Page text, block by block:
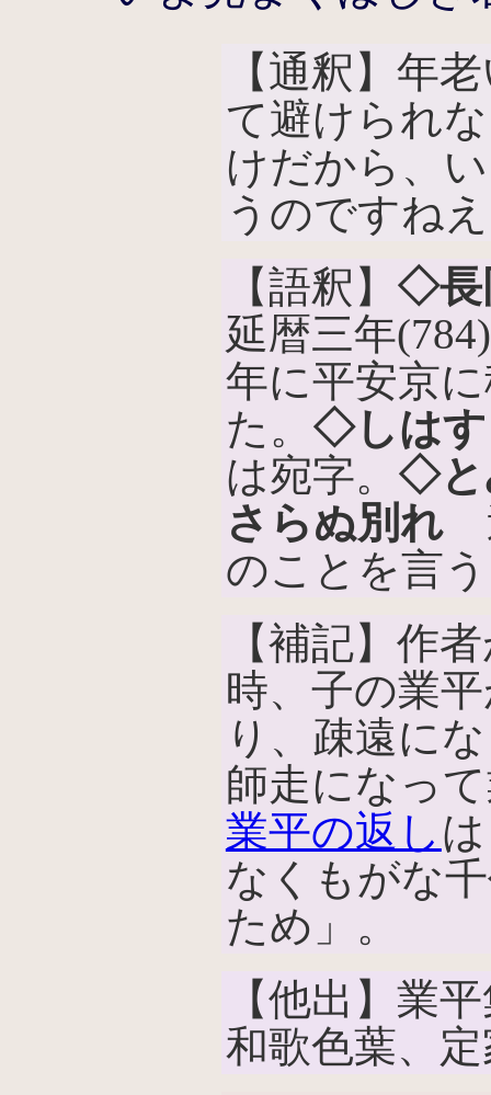
【通釈】年
て避けられ
けだから、
うのですね
【語釈】 ◇長
延暦三年
年に平安京
た。 ◇しはす
は宛字。 ◇と
さらぬ別れ
のことを言
【補記】作
時、子の業
り、疎遠に
師走になっ
業平の返し
なくもがな
ため」。
【他出】業
和歌色葉、